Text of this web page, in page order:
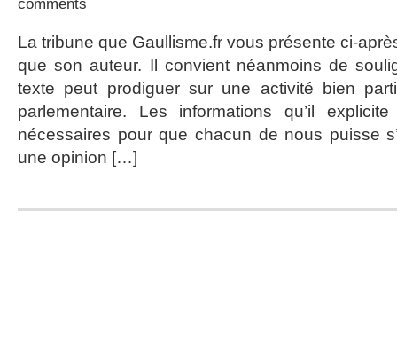
comments
La tribune que Gaullisme.fr vous présente ci-
que son auteur. Il convient néanmoins de
texte peut prodiguer sur une activité bien
parlementaire. Les informations qu’il
nécessaires pour que chacun de nous puisse
une opinion […]